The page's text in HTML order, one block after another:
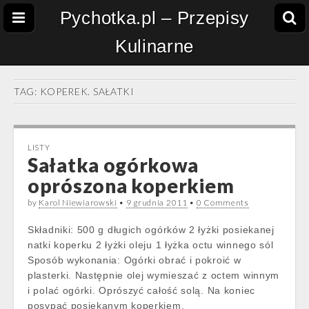
Pychotka.pl – Przepisy
Kulinarne
TAG: KOPEREK. SAŁATKI
LISTY
Sałatka ogórkowa
oprószona koperkiem
by Karol Niewiarowski • 9 grudnia 2011 • 0 Comments
Składniki: 500 g długich ogórków 2 łyżki posiekanej
natki koperku 2 łyżki oleju 1 łyżka octu winnego sól
Sposób wykonania: Ogórki obrać i pokroić w
plasterki. Następnie olej wymieszać z octem winnym
i polać ogórki. Oprószyć całość solą. Na koniec
posypać posiekanym koperkiem.